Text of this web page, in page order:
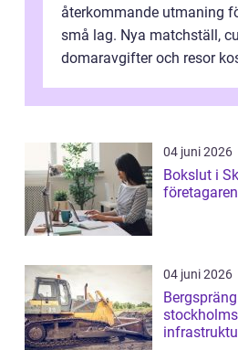
återkommande utmaning
små lag. Nya matchställ,
domaravgifter och resor
behöver...
04 juni 2026
Bokslut i
04 juni 2026
stockholms